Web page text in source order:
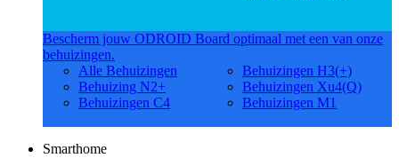
Bescherm jouw ODROID Board optimaal met een van onze
behuizingen.
Alle Behuizingen
Behuizing N2+
Behuizingen C4
Behuizingen H3(+)
Behuizingen Xu4(Q)
Behuizingen M1
Smarthome